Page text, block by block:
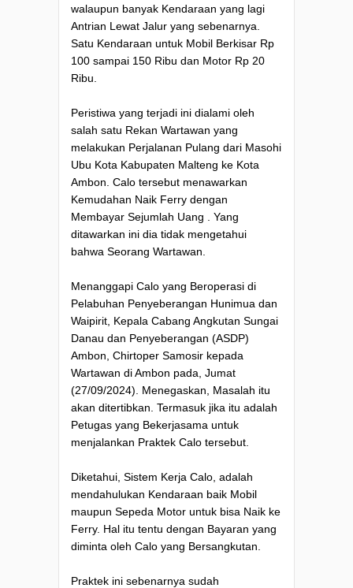
walaupun banyak Kendaraan yang lagi
Antrian Lewat Jalur yang sebenarnya.
Satu Kendaraan untuk Mobil Berkisar Rp
100 sampai 150 Ribu dan Motor Rp 20
Ribu.
Peristiwa yang terjadi ini dialami oleh
salah satu Rekan Wartawan yang
melakukan Perjalanan Pulang dari Masohi
Ubu Kota Kabupaten Malteng ke Kota
Ambon. Calo tersebut menawarkan
Kemudahan Naik Ferry dengan
Membayar Sejumlah Uang . Yang
ditawarkan ini dia tidak mengetahui
bahwa Seorang Wartawan.
Menanggapi Calo yang Beroperasi di
Pelabuhan Penyeberangan Hunimua dan
Waipirit, Kepala Cabang Angkutan Sungai
Danau dan Penyeberangan (ASDP)
Ambon, Chirtoper Samosir kepada
Wartawan di Ambon pada, Jumat
(27/09/2024). Menegaskan, Masalah itu
akan ditertibkan. Termasuk jika itu adalah
Petugas yang Bekerjasama untuk
menjalankan Praktek Calo tersebut.
Diketahui, Sistem Kerja Calo, adalah
mendahulukan Kendaraan baik Mobil
maupun Sepeda Motor untuk bisa Naik ke
Ferry. Hal itu tentu dengan Bayaran yang
diminta oleh Calo yang Bersangkutan.
Praktek ini sebenarnya sudah